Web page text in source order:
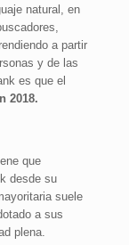
natural, en
a partir
y de las
es que el
2018.
que
desde su
suele
a sus
plena.